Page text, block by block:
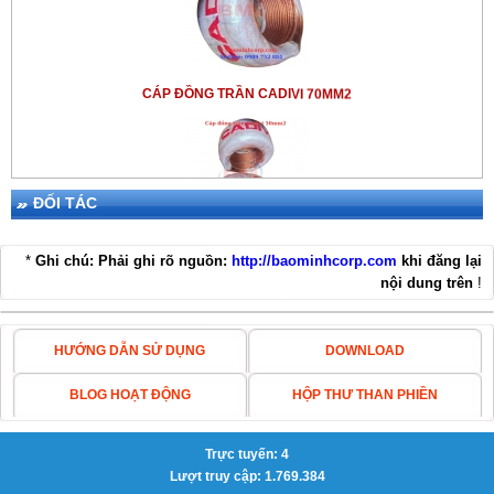
CÁP ĐỒNG TRẦN CADIVI 70MM2
CÁP ĐỒNG TRẦN CADIVI 50MM2
THIẾT BỊ CHỐNG SÉT LPI SGT50-25+NE100
ĐỐI TÁC
* Ghi chú: Phải ghi rõ nguồn: http://baominhcorp.com khi đăng lại
nội dung trên !
HƯỚNG DẪN SỬ DỤNG DOWNLOAD
BLOG HOẠT ĐỘNG HỘP THƯ THAN PHIỀN
Trực tuyến: 4
Lượt truy cập: 1.769.384